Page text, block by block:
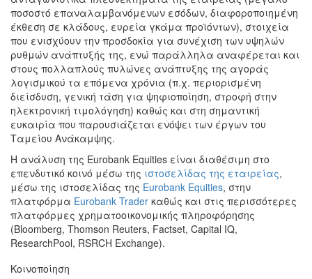
ποσοστό επαναλαμβανόμενων εσόδων, διαφοροποιημένη
έκθεση σε κλάδους, ευρεία γκάμα προϊόντων), στοιχεία
που ενισχύουν την προσδοκία για συνέχιση των υψηλών
ρυθμών ανάπτυξής της, ενώ παράλληλα αναφέρεται και
στους πολλαπλούς πυλώνες ανάπτυξης της αγοράς
λογισμικού τα επόμενα χρόνια (π.χ. περιορισμένη
διείσδυση, γενική τάση για ψηφιοποίηση, στροφή στην
ηλεκτρονική τιμολόγηση) καθώς και στη σημαντική
ευκαιρία που παρουσιάζεται ενόψει των έργων του
Ταμείου Ανάκαμψης.
Η ανάλυση της Eurobank Equities είναι διαθέσιμη στο
επενδυτικό κοινό μέσω της ιστοσελίδας της εταιρείας,
μέσω της ιστοσελίδας της Eurobank Equities, στην
πλατφόρμα Eurobank Trader καθώς και στις περισσότερες
πλατφόρμες χρηματοοικονομικής πληροφόρησης
(Bloomberg, Thomson Reuters, Factset, Capital IQ,
ResearchPool, RSRCH Exchange).
Κοινοποίηση